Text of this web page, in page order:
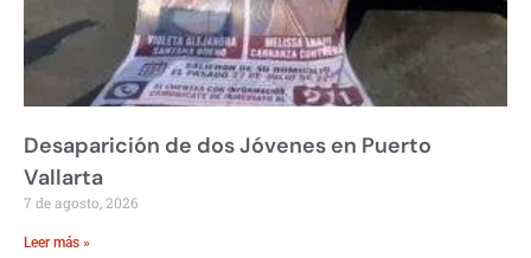
Desaparición de dos Jóvenes en Puerto
Vallarta
7 de agosto, 2026
Leer más »